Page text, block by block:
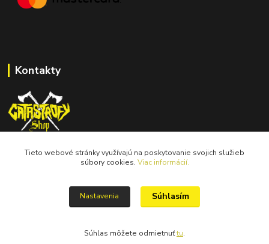
Kontakty
catastrofy.shop@gmail.com
Tieto webové stránky využívajú na poskytovanie svojich služieb
súbory cookies. Viac informácií.
Nastavenia Súhlasím
Súhlas môžete odmietnuťtu.